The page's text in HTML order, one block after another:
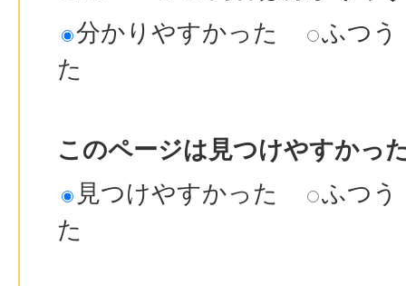
分かりやすかった
ふつう
た
このページは見つけやすかっ
見つけやすかった
ふつう
た